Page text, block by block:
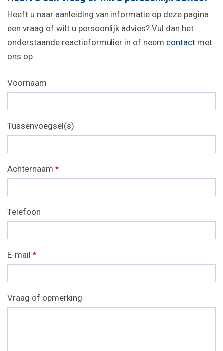
Heeft u naar aanleiding van informatie op deze pagina
een vraag of wilt u persoonlijk advies? Vul dan het
onderstaande reactieformulier in of neem contact met
ons op.
Voornaam
Tussenvoegsel(s)
Achternaam *
Telefoon
E-mail *
Vraag of opmerking